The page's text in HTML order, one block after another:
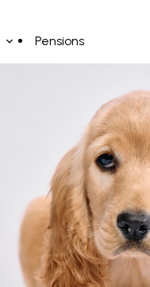
Pensions